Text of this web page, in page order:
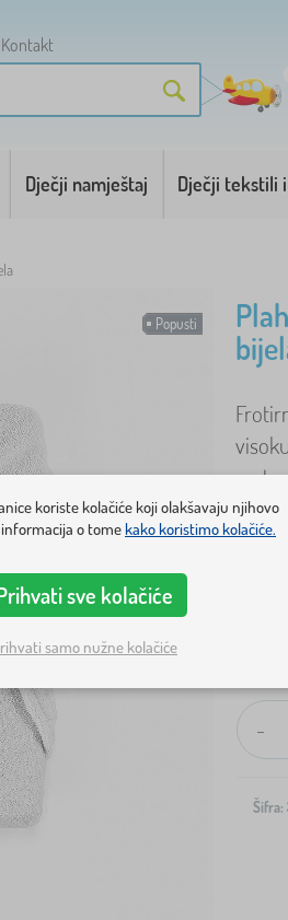
Kontakt
Dječji namještaj Dječji tekstili
Popusti
-
Šifra:
koriste kolačiće koji olakšavaju njihovo
o tomekako koristimo kolačiće.
sve kolačiće
samo nužne kolačiće